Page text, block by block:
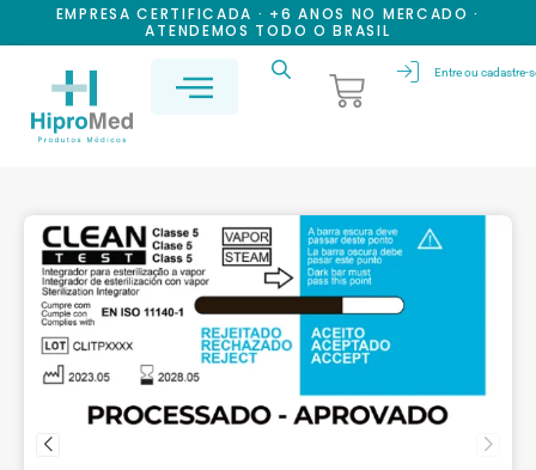
EMPRESA CERTIFICADA · +6 ANOS NO MERCADO ·
ATENDEMOS TODO O BRASIL
Entre ou cadastre-